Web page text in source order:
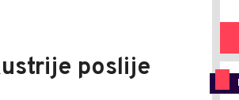
poslije